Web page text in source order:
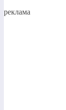
реклама